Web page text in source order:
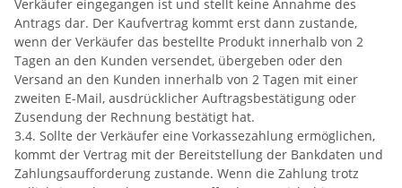
Verkäufer eingegangen ist und stellt keine Annahme des
Antrags dar. Der Kaufvertrag kommt erst dann zustande,
wenn der Verkäufer das bestellte Produkt innerhalb von 2
Tagen an den Kunden versendet, übergeben oder den
Versand an den Kunden innerhalb von 2 Tagen mit einer
zweiten E-Mail, ausdrücklicher Auftragsbestätigung oder
Zusendung der Rechnung bestätigt hat.
3.4. Sollte der Verkäufer eine Vorkassezahlung ermöglichen,
kommt der Vertrag mit der Bereitstellung der Bankdaten und
Zahlungsaufforderung zustande. Wenn die Zahlung trotz